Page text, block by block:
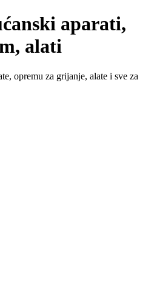
aparati,
alati
opremu za grijanje, alate i sve za